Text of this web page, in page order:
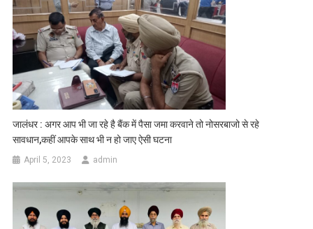
जालंधर : अगर आप भी जा रहे है बैंक में पैसा जमा करवाने तो नोसरबाजो से रहे
सावधान,कहीं आपके साथ भी न हो जाए ऐसी घटना
April 5, 2023 admin